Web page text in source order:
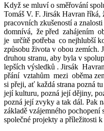
Když se mluví o směřování
Tomáš V. F. Jirsák Havran říká,
pracovních zkušeností a
domnívá, že před zahájením
je určítě potřeba co nejhlubší
způsobu života v obou zemích.
druhou stranu, aby byla v
lepších výsledků . Jirsák
přání vztahům mezi oběma
si přeji, ať každá strana pozná
její kulturu, pozná její dějiny,
pozná její zvyky a tak dál. Pak
základě vzájemného pochopení
společné projekty a příležitosti